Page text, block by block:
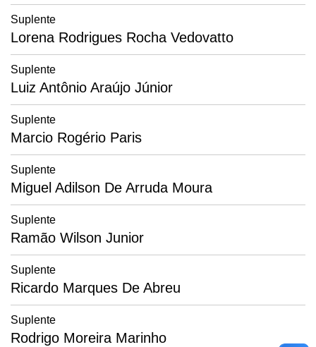
Suplente
Lorena Rodrigues Rocha Vedovatto
Suplente
Luiz Antônio Araújo Júnior
Suplente
Marcio Rogério Paris
Suplente
Miguel Adilson De Arruda Moura
Suplente
Ramão Wilson Junior
Suplente
Ricardo Marques De Abreu
Suplente
Rodrigo Moreira Marinho